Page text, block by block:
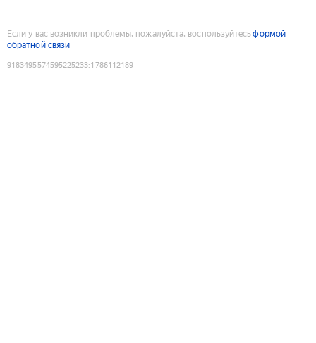
Если у вас возникли проблемы, пожалуйста, воспользуйтесьформой
обратной связи
9183495574595225233:1786112189